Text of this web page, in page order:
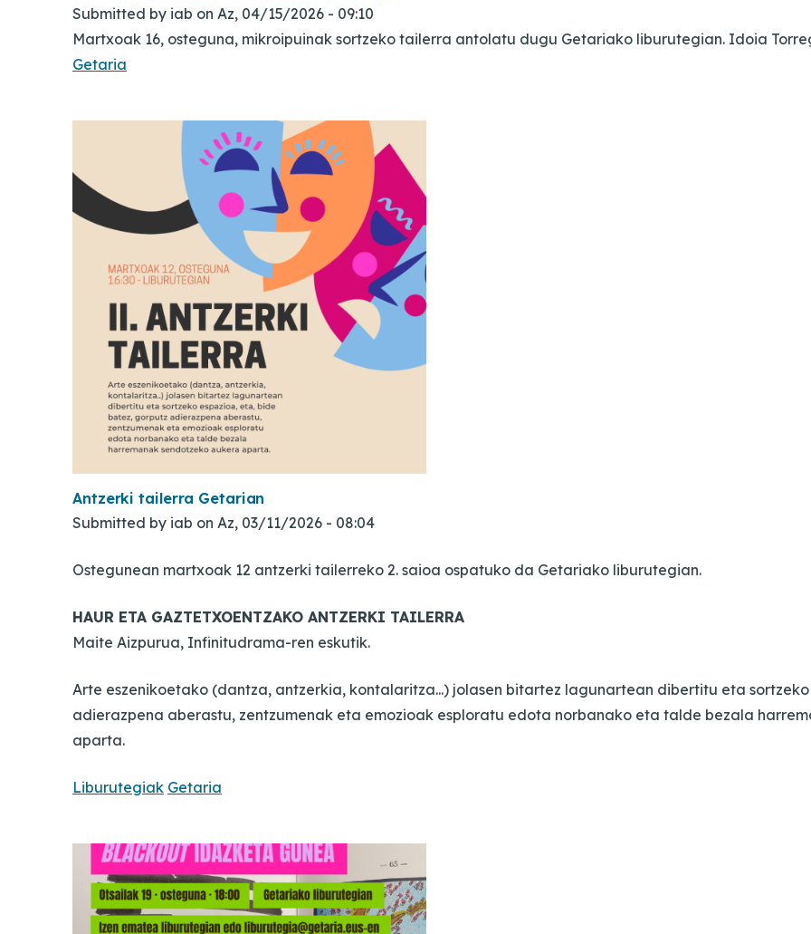
Submitted by iab on Az, 04/15/2026 - 09:10
Martxoak 16, osteguna, mikroipuinak sortzeko tailerra antolatu dugu Getariako liburutegian. Idoia
Getaria
Antzerki tailerra Getarian
Submitted by iab on Az, 03/11/2026 - 08:04
Ostegunean martxoak 12 antzerki tailerreko 2. saioa ospatuko da Getariako liburutegian.
HAUR ETA GAZTETXOENTZAKO ANTZERKI TAILERRA
Maite Aizpurua, Infinitudrama-ren eskutik.
Arte eszenikoetako (dantza, antzerkia, kontalaritza...) jolasen bitartez lagunartean dibertitu eta
adierazpena aberastu, zentzumenak eta emozioak esploratu edota norbanako eta talde bezala
aparta.
Liburutegiak Getaria